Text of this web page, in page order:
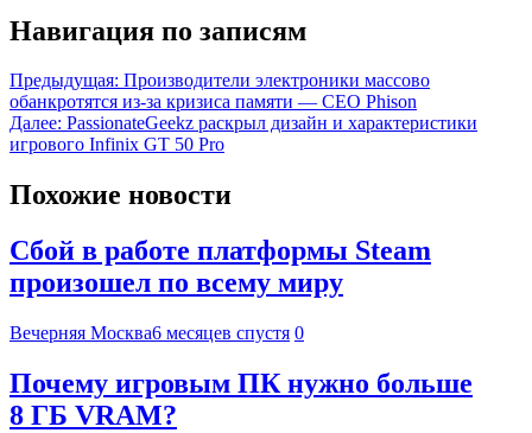
Навигация по записям
Предыдущая: Производители электроники массово
обанкротятся из-за кризиса памяти — CEO Phison
Далее: PassionateGeekz раскрыл дизайн и характеристики
игрового Infinix GT 50 Pro
Похожие новости
Сбой в работе платформы Steam
произошел по всему миру
Вечерняя Москва6 месяцев спустя 0
Почему игровым ПК нужно больше
8 ГБ VRAM?